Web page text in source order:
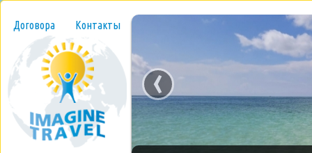
Договора Контакты
‹